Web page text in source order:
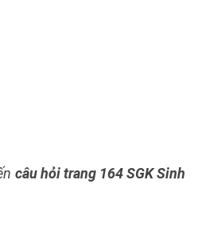
câu hỏi trang 164 SGK Sinh